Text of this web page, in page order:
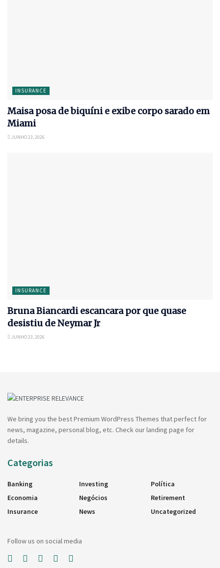
INSURANCE
Maisa posa de biquíni e exibe corpo sarado em
Miami
JUNHO 23, 2026
INSURANCE
Bruna Biancardi escancara por que quase
desistiu de Neymar Jr
JUNHO 23, 2026
We bring you the best Premium WordPress Themes that perfect for
news, magazine, personal blog, etc. Check our landing page for
details.
Categorias
Banking
Economia
Insurance
Investing
Negócios
News
Política
Retirement
Uncategorized
Follow us on social media